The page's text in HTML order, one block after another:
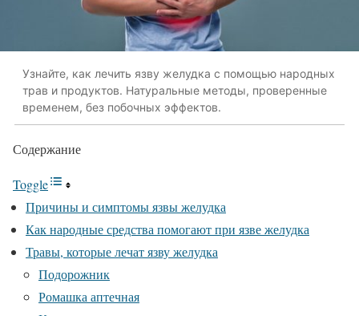
Узнайте, как лечить язву желудка с помощью народных
трав и продуктов. Натуральные методы, проверенные
временем, без побочных эффектов.
Содержание
Toggle
Причины и симптомы язвы желудка
Как народные средства помогают при язве желудка
Травы, которые лечат язву желудка
Подорожник
Ромашка аптечная